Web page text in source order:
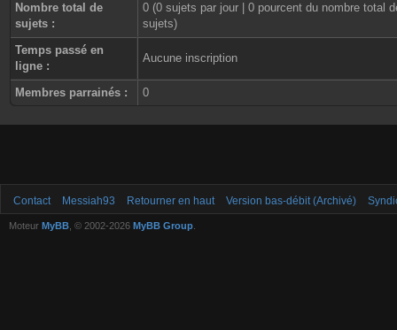
Nombre total de
sujets :
0 (0 sujets par jour | 0 pourcent du nombre total
sujets)
Temps passé en
ligne :
Aucune inscription
Membres parrainés : 0
Contact Messiah93 Retourner en haut Version bas-débit (Archivé)
Moteur MyBB , © 2002-2026 MyBB Group